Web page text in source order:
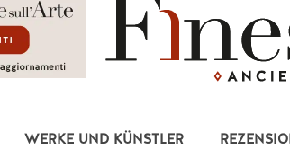
WERKE UND KÜNSTLER